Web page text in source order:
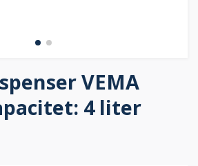
VEMA
4 liter